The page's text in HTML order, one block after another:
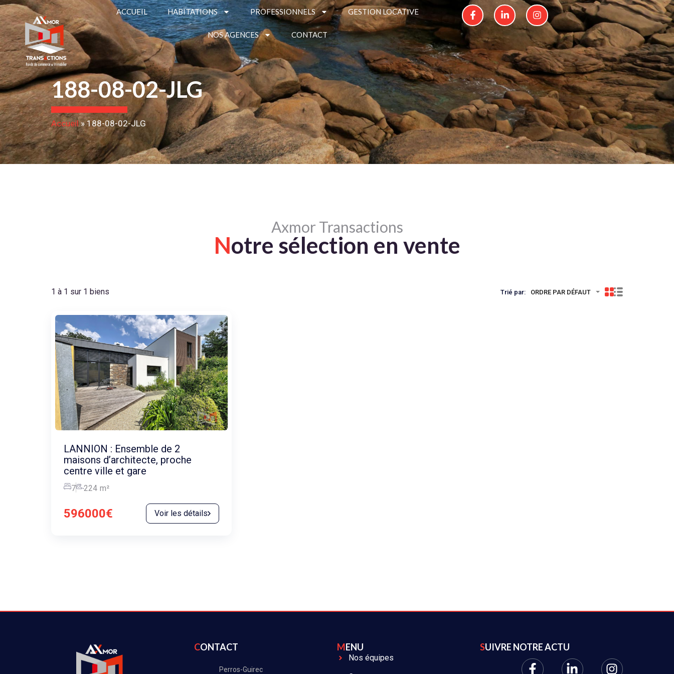
ACCUEIL HABITATIONS PROFESSIONNELS GESTION LOCATIVE
NOS AGENCES CONTACT
188-08-02-JLG
Accueil»188-08-02-JLG
Axmor Transactions
Notre sélection en vente
1 à 1 sur 1 biens Trié par: ORDRE PAR DÉFAUT
LANNION : Ensemble de 2
maisons d’architecte, proche
centre ville et gare
7 224 m²
596000€ Voir les détails
CONTACT
Perros-Guirec
MENU
Nos équipes
SUIVRE NOTRE ACTU